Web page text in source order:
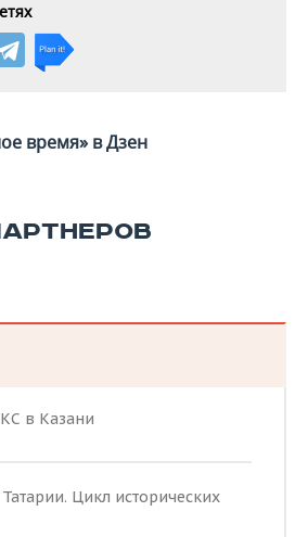
время» в Дзен
в Казани
Цикл исторических